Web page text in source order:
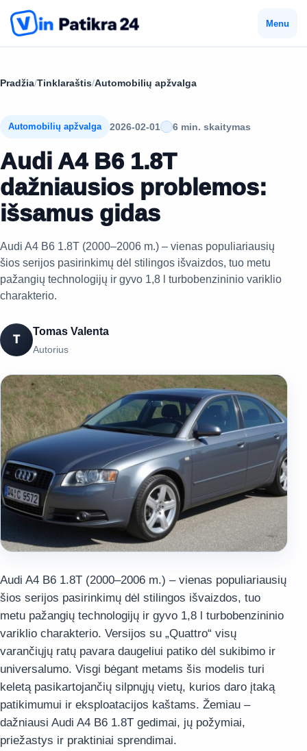
Menu
Pradžia/Tinklaraštis/Automobilių apžvalga
Automobilių apžvalga 2026-02-01 6 min. skaitymas
Audi A4 B6 1.8T
dažniausios problemos:
išsamus gidas
Audi A4 B6 1.8T (2000–2006 m.) – vienas populiariausių
šios serijos pasirinkimų dėl stilingos išvaizdos, tuo metu
pažangių technologijų ir gyvo 1,8 l turbobenzininio variklio
charakterio.
T
Tomas Valenta
Autorius
Audi A4 B6 1.8T (2000–2006 m.) – vienas populiariausių
šios serijos pasirinkimų dėl stilingos išvaizdos, tuo
metu pažangių technologijų ir gyvo 1,8 l turbobenzininio
variklio charakterio. Versijos su „Quattro“ visų
varančiųjų ratų pavara daugeliui patiko dėl sukibimo ir
universalumo. Visgi bėgant metams šis modelis turi
keletą pasikartojančių silpnųjų vietų, kurios daro įtaką
patikimumui ir eksploatacijos kaštams. Žemiau –
dažniausi Audi A4 B6 1.8T gedimai, jų požymiai,
priežastys ir praktiniai sprendimai.